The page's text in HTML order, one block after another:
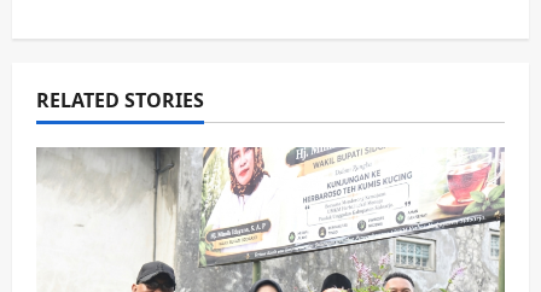
i
g
RELATED STORIES